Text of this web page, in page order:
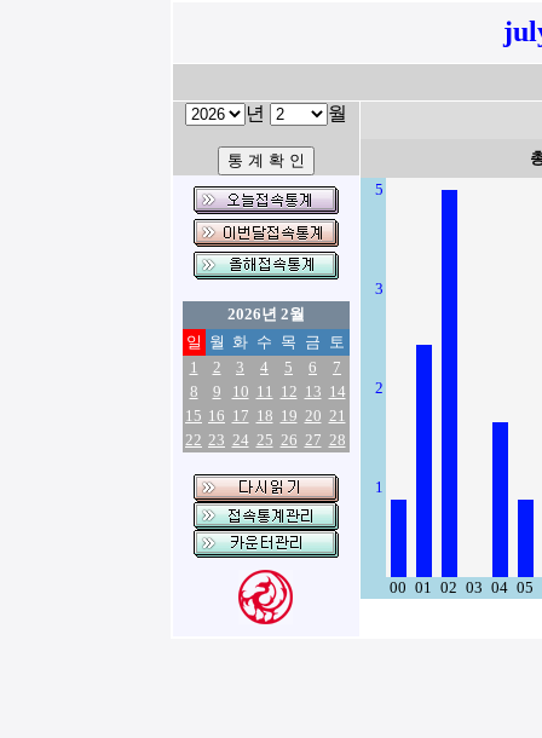
년 월
2026년 2월
일 월 화 수 목 금 토
1
2 3 4 5 6
7
8
9 10 11 12 13 14
15 16 17 18 19 20 21
22 23 24 25 26 27 28
5
3
2
1
00 01 02 03 04 05